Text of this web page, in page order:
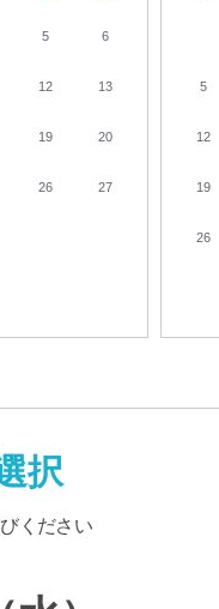
5 6
12 13
19 20
26 27
5
12
19
26
択
ください